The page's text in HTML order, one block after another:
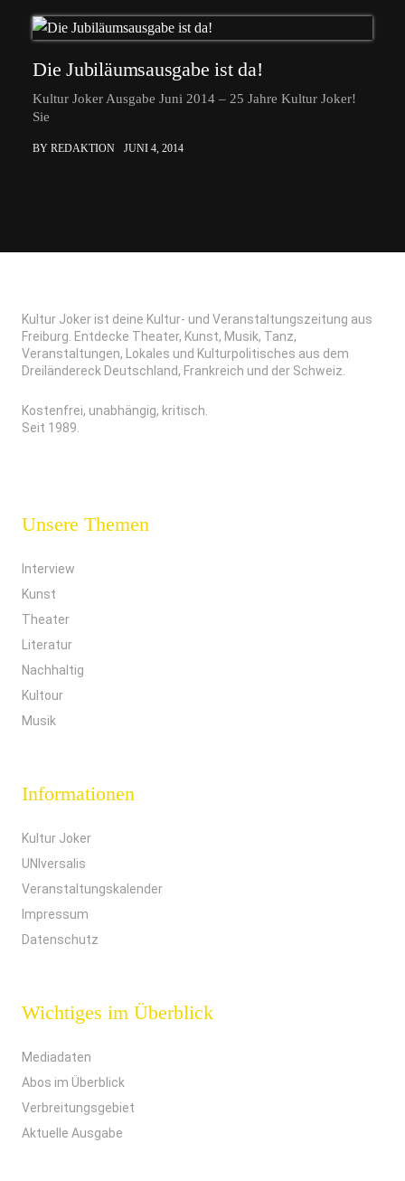
Die Jubiläumsausgabe ist da!
Kultur Joker Ausgabe Juni 2014 – 25 Jahre Kultur Joker!
Sie
BY REDAKTION JUNI 4, 2014
Kultur Joker ist deine Kultur- und Veranstaltungszeitung aus
Freiburg. Entdecke Theater, Kunst, Musik, Tanz,
Veranstaltungen, Lokales und Kulturpolitisches aus dem
Dreiländereck Deutschland, Frankreich und der Schweiz.
Kostenfrei, unabhängig, kritisch.
Seit 1989.
Unsere Themen
Interview
Kunst
Theater
Literatur
Nachhaltig
Kultour
Musik
Informationen
Kultur Joker
UNIversalis
Veranstaltungskalender
Impressum
Datenschutz
Wichtiges im Überblick
Mediadaten
Abos im Überblick
Verbreitungsgebiet
Aktuelle Ausgabe